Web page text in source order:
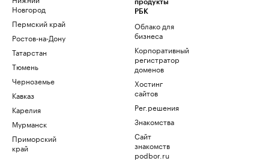
Новгород
Пермский край
Ростов-на-Дону
Татарстан
Тюмень
Черноземье
Кавказ
Карелия
Мурманск
Приморский
край
продукты
РБК
Облако для
бизнеса
Корпоративный
регистратор
доменов
Хостинг
сайтов
Рег.решения
Знакомства
Сайт
знакомств
podbor.ru